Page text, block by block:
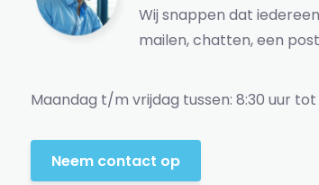
Wij snappen dat
mailen, chatten, een
Maandag t/m vrijdag tussen: 8:30 uur tot
Neem contact op